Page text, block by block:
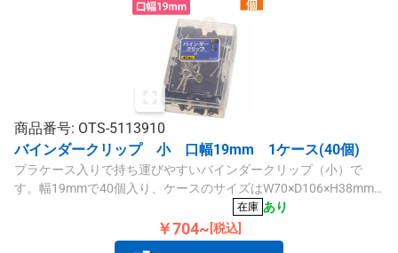
商品番号: OTS-5113910
バインダークリップ 小 口幅19mm 1ケース(40個)
プラケース入りで持ち運びやすいバインダークリップ（小）で
す。幅19mmで40個入り、ケースのサイズはW70×D106×H38mm
在庫 あり
￥704~[税込]